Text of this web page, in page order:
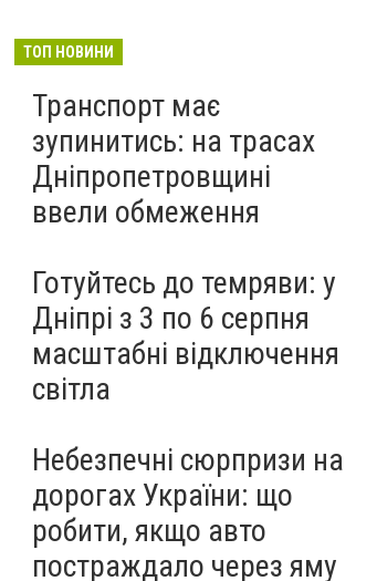
ТОП НОВИНИ
Транспорт має
зупинитись: на трасах
Дніпропетровщині
ввели обмеження
Готуйтесь до темряви: у
Дніпрі з 3 по 6 серпня
масштабні відключення
світла
Небезпечні сюрпризи на
дорогах України: що
робити, якщо авто
постраждало через яму